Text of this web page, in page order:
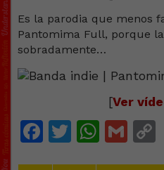
Es la parodia que menos
Pantomima Full, porque
sobradamente…
[Ver
Facebook
Twitter